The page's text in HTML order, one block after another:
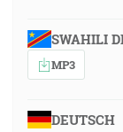
SWAHILI
MP3
DEUTSCH